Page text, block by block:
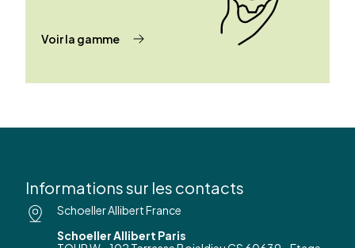
Voir la gamme
Informations sur les contacts
Schoeller Allibert France
Schoeller Allibert Paris